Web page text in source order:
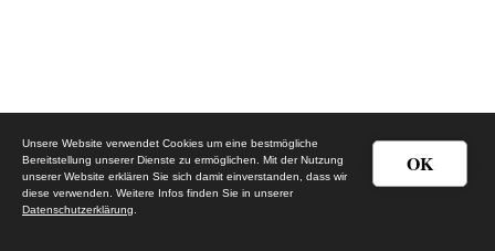
OK
Unsere Website verwendet Cookies um eine bestmögliche
Bereitstellung unserer Dienste zu ermöglichen. Mit der Nutzung
unserer Website erklären Sie sich damit einverstanden, dass wir
diese verwenden. Weitere Infos finden Sie in unserer
Datenschutzerklärung